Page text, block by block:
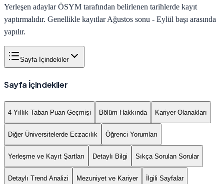
Yerleşen adaylar ÖSYM tarafından belirlenen tarihlerde kayıt
yaptırmalıdır. Genellikle kayıtlar Ağustos sonu - Eylül başı arasında
yapılır.
Sayfa İçindekiler
Sayfa İçindekiler
4 Yıllık Taban Puan Geçmişi Bölüm Hakkında Kariyer Olanakları
Diğer Üniversitelerde Eczacılık Öğrenci Yorumları
Yerleşme ve Kayıt Şartları Detaylı Bilgi Sıkça Sorulan Sorular
Detaylı Trend Analizi Mezuniyet ve Kariyer İlgili Sayfalar